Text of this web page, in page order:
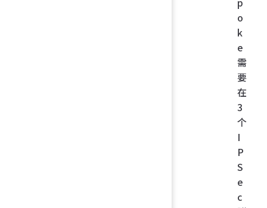
o
k
e
需
要
在
3
个
I
P
S
e
c